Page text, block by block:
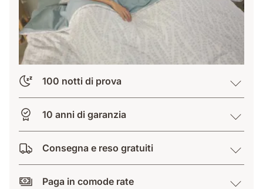
100 notti di prova
10 anni di garanzia
Consegna e reso gratuiti
Paga in comode rate